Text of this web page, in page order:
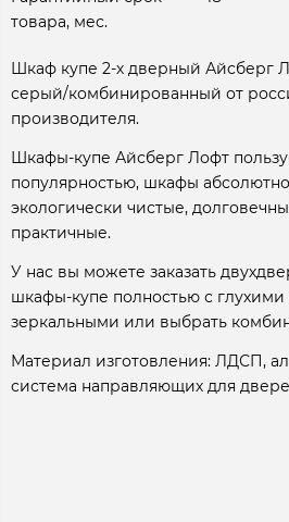
товара, мес.
Шкаф купе 2-х дверный Айсберг
серый/комбинированный от
производителя.
Шкафы-купе Айсберг Лофт
популярностью, шкафы
экологически чистые,
практичные.
У нас вы можете заказать
шкафы-купе полностью с
зеркальными или выбрать
Материал изготовления: ЛДСП,
система направляющих для